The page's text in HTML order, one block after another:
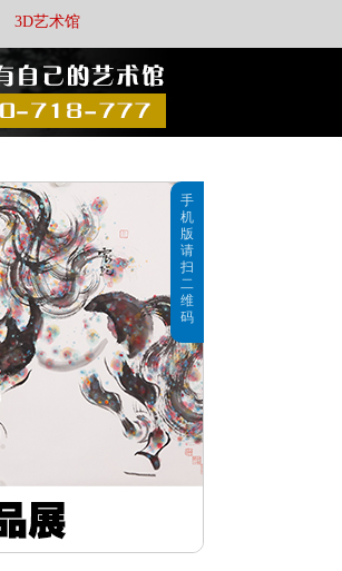
3D艺术馆
手
机
版
请
扫
二
维
码